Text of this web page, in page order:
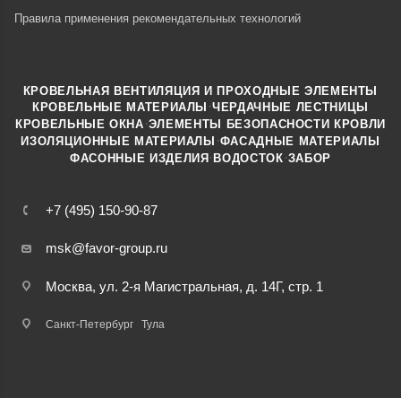
Правила применения рекомендательных технологий
+7 (495) 150-90-87
msk@favor-group.ru
Москва, ул. 2-я Магистральная, д. 14Г, стр. 1
Санкт-Петербург Тула
КРОВЕЛЬНАЯ ВЕНТИЛЯЦИЯ И ПРОХОДНЫЕ ЭЛЕМЕНТЫ
КРОВЕЛЬНЫЕ МАТЕРИАЛЫ ·ЧЕРДАЧНЫЕ ЛЕСТНИЦЫ
КРОВЕЛЬНЫЕ ОКНА ·ЭЛЕМЕНТЫ БЕЗОПАСНОСТИ КРОВЛИ
ИЗОЛЯЦИОННЫЕ МАТЕРИАЛЫ ·ФАСАДНЫЕ МАТЕРИАЛЫ
ФАСОННЫЕ ИЗДЕЛИЯ·ВОДОСТОК ·ЗАБОР